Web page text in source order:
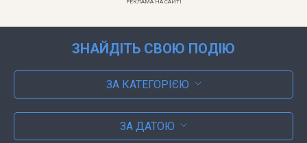
РЕКЛАМА НА САЙТІ
ЗНАЙДІТЬ СВОЮ ПОДІЮ
ЗА КАТЕГОРІЄЮ
ЗА ДАТОЮ